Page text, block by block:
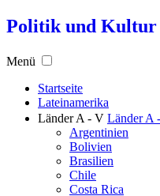
Politik und Kultur
Menü
Startseite
Lateinamerika
Länder A - V Länder A
Argentinien
Bolivien
Brasilien
Chile
Costa Rica